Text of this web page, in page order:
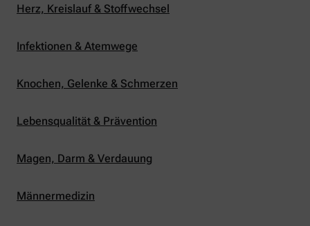
Herz, Kreislauf & Stoffwechsel
Infektionen & Atemwege
Knochen, Gelenke & Schmerzen
Lebensqualität & Prävention
Magen, Darm & Verdauung
Männermedizin